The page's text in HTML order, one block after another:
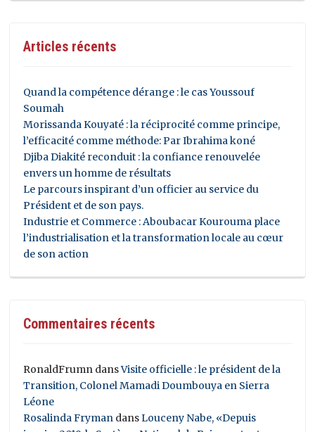
Articles récents
Quand la compétence dérange : le cas Youssouf
Soumah
Morissanda Kouyaté : la réciprocité comme principe,
l’efficacité comme méthode: Par Ibrahima koné
Djiba Diakité reconduit : la confiance renouvelée
envers un homme de résultats
Le parcours inspirant d’un officier au service du
Président et de son pays.
Industrie et Commerce : Aboubacar Kourouma place
l’industrialisation et la transformation locale au cœur
de son action
Commentaires récents
RonaldFrumn dansVisite officielle : le président de la
Transition, Colonel Mamadi Doumbouya en Sierra
Léone
Rosalinda Fryman dansLouceny Nabe, «Depuis